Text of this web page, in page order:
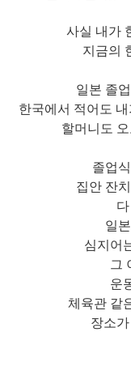
사실 내가
지금의
일본 졸
한국에서 적어도
할머니도
졸업
집안 잔
일
심지어
그
운
체육관 같
장소